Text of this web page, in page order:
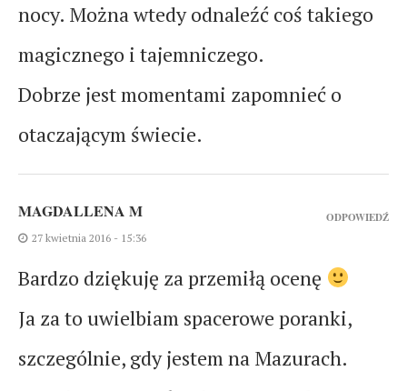
nocy. Można wtedy odnaleźć coś takiego
magicznego i tajemniczego.
Dobrze jest momentami zapomnieć o
otaczającym świecie.
MAGDALLENA M
27 kwietnia 2016 - 15:36
Bardzo dziękuję za przemiłą ocenę
Ja za to uwielbiam spacerowe poranki,
szczególnie, gdy jestem na Mazurach.
ODPOWIEDŹ